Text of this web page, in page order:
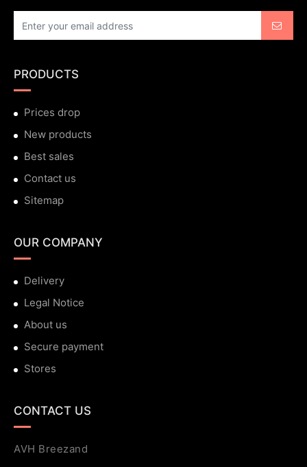
PRODUCTS
Prices drop
New products
Best sales
Contact us
Sitemap
OUR COMPANY
Delivery
Legal Notice
About us
Secure payment
Stores
CONTACT US
AVH Breezand